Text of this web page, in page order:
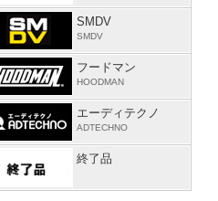
SMDV
SMDV
フードマン
HOODMAN
エーディテクノ
ADTECHNO
終了品